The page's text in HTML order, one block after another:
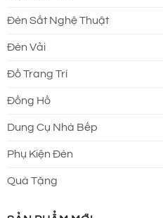
Đèn Sắt Nghệ Thuật
Đèn Vải
Đồ Trang Trí
Đồng Hồ
Dung Cụ Nhà Bếp
Phụ Kiện Đèn
Quà Tặng